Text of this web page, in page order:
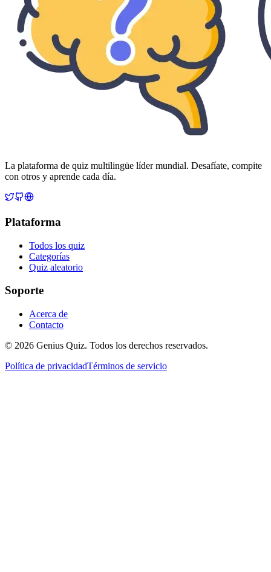
La plataforma de quiz multilingüe líder mundial. Desafíate, compite
con otros y aprende cada día.
Plataforma
Todos los quiz
Categorías
Quiz aleatorio
Soporte
Acerca de
Contacto
© 2026 Genius Quiz. Todos los derechos reservados.
Política de privacidadTérminos de servicio